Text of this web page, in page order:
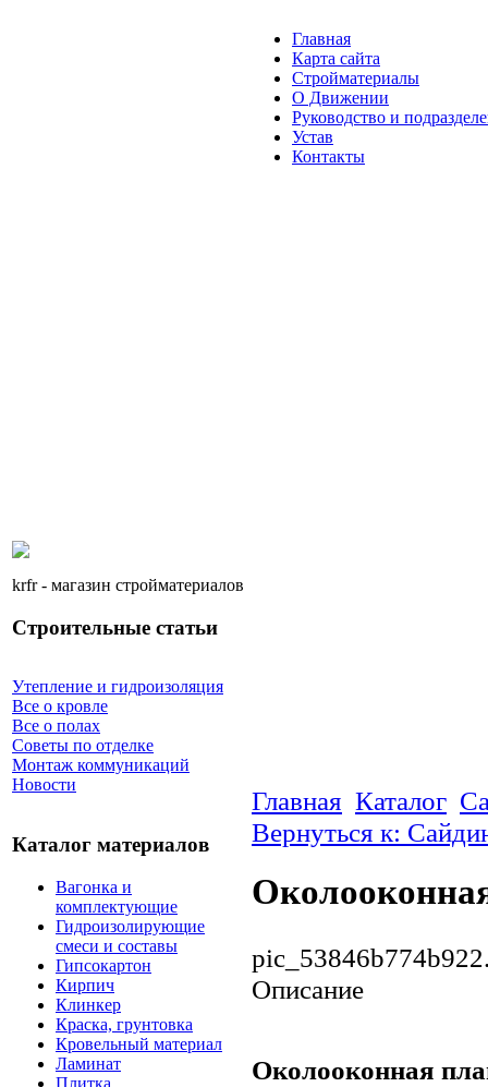
krfr - магазин стройматериалов
Строительные статьи
Утепление и гидроизоляция
Все о кровле
Все о полах
Советы по отделке
Монтаж коммуникаций
Новости
Каталог материалов
Вагонка и
комплектующие
Гидроизолирующие
смеси и составы
Гипсокартон
Кирпич
Клинкер
Краска, грунтовка
Кровельный материал
Ламинат
Плитка
Главная
Карта сайта
Стройматериалы
О Движении
Руководство и
Устав
Контакты
Главная Каталог
Вернуться к:
Описание
Околооконная